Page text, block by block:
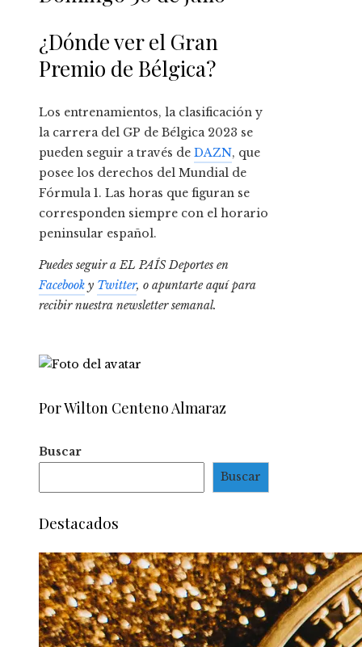
¿Dónde ver el Gran
Premio de Bélgica?
Los entrenamientos, la clasificación y
la carrera del GP de Bélgica 2023 se
pueden seguir a través de DAZN, que
posee los derechos del Mundial de
Fórmula 1. Las horas que figuran se
corresponden siempre con el horario
peninsular español.
Puedes seguir a EL PAÍS Deportes en
Facebook y Twitter, o apuntarte aquí para
recibirnuestra newsletter semanal.
Por Wilton Centeno Almaraz
Buscar
Buscar
Destacados